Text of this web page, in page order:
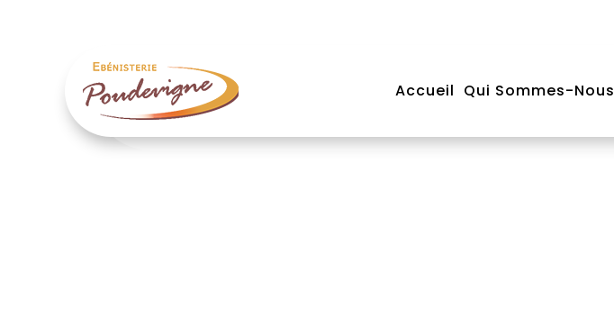
Accueil Qui Sommes-Nous
Création de meubles